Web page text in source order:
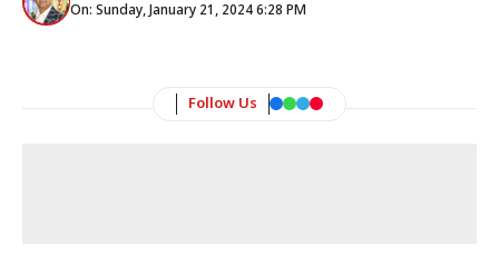
On: Sunday, January 21, 2024 6:28 PM
Follow Us